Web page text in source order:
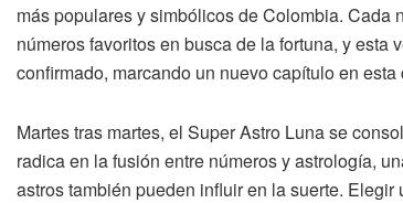
más populares y simbólicos de Colombia.
números favoritos en busca de la fortuna, y
confirmado, marcando un nuevo capítulo en
Martes tras martes, el Super Astro Luna se
radica en la fusión entre números y astrología,
astros también pueden influir en la suerte.